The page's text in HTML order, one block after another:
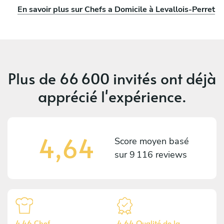
En savoir plus sur Chefs a Domicile à Levallois-Perret
Plus de 66 600 invités ont déjà
apprécié l'expérience.
4,64
Score moyen basé
sur 9 116 reviews